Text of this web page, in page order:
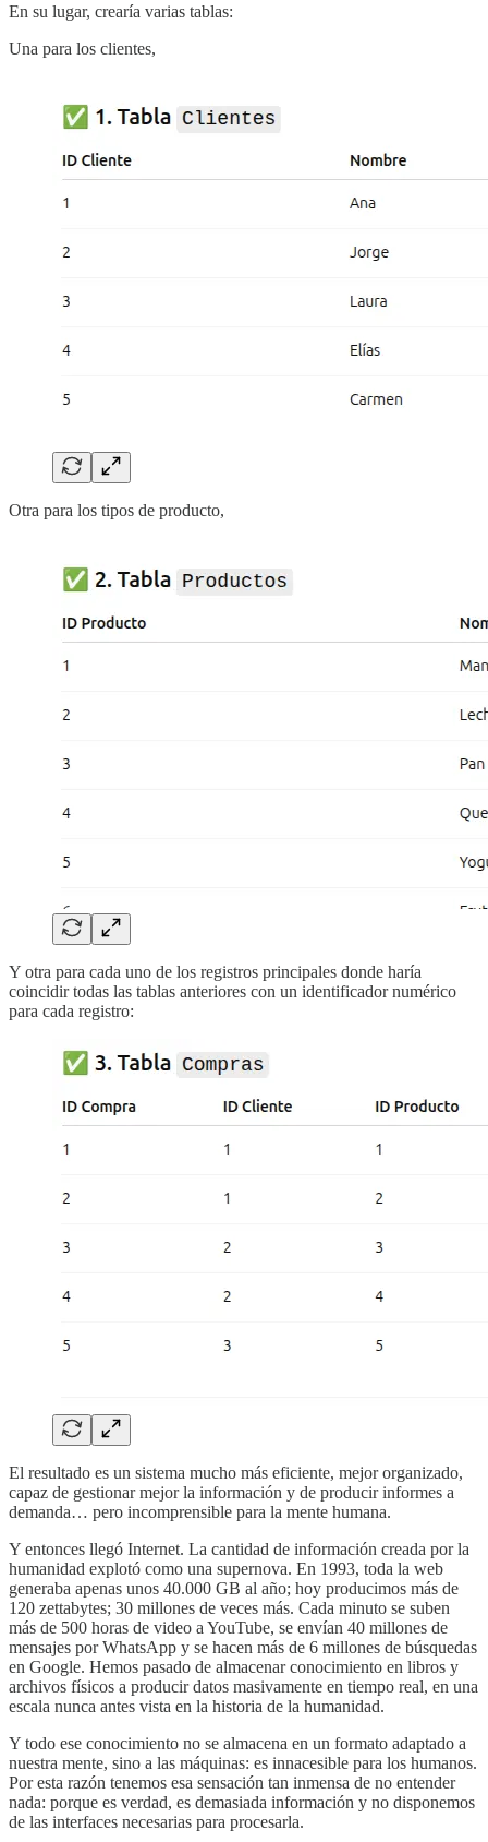
En su lugar, crearía varias tablas:
Una para los clientes,
Otra para los tipos de producto,
Y otra para cada uno de los registros principales donde haría
coincidir todas las tablas anteriores con un identificador numérico
para cada registro:
El resultado es un sistema mucho más eficiente, mejor organizado,
capaz de gestionar mejor la información y de producir informes a
demanda… pero incomprensible para la mente humana.
Y entonces llegó Internet. La cantidad de información creada por la
humanidad explotó como una supernova. En 1993, toda la web
generaba apenas unos 40.000 GB al año; hoy producimos más de
120 zettabytes; 30 millones de veces más. Cada minuto se suben
más de 500 horas de video a YouTube, se envían 40 millones de
mensajes por WhatsApp y se hacen más de 6 millones de búsquedas
en Google. Hemos pasado de almacenar conocimiento en libros y
archivos físicos a producir datos masivamente en tiempo real, en una
escala nunca antes vista en la historia de la humanidad.
Y todo ese conocimiento no se almacena en un formato adaptado a
nuestra mente, sino a las máquinas: es innacesible para los humanos.
Por esta razón tenemos esa sensación tan inmensa de no entender
nada: porque es verdad, es demasiada información y no disponemos
de las interfaces necesarias para procesarla.